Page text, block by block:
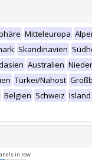
Mitteleuropa
Skandinavien
Australien
Türkei/Nahost
Belgien Schweiz Island
in row